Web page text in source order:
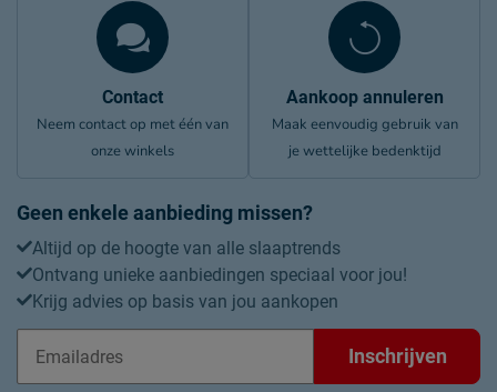
Contact
Neem contact op met één van
onze winkels
Aankoop annuleren
Maak eenvoudig gebruik van
je wettelijke bedenktijd
Geen enkele aanbieding missen?
Altijd op de hoogte van alle slaaptrends
Ontvang unieke aanbiedingen speciaal voor jou!
Krijg advies op basis van jou aankopen
Inschrijven